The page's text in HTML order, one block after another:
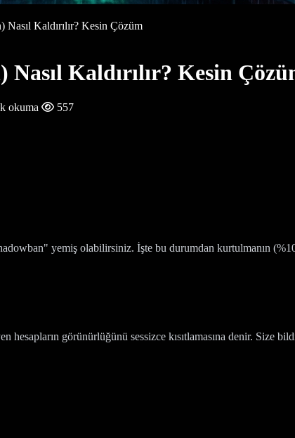
Kaldırılır? Kesin Çözüm
Kaldırılır? Kesin
okuma
557
yemiş olabilirsiniz. İşte bu durumdan kurtulmanın
görünürlüğünü sessizce kısıtlamasına denir. Size